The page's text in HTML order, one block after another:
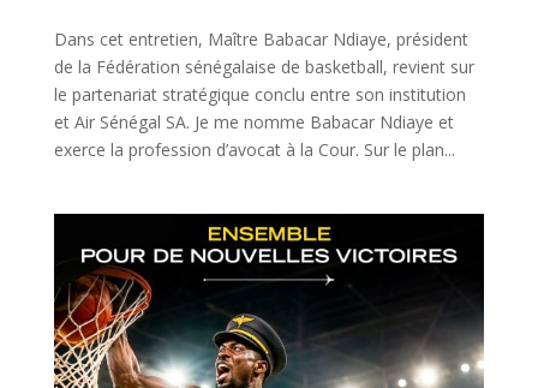
Dans cet entretien, Maître Babacar Ndiaye, président
de la Fédération sénégalaise de basketball, revient sur
le partenariat stratégique conclu entre son institution
et Air Sénégal SA. Je me nomme Babacar Ndiaye et
exerce la profession d’avocat à la Cour. Sur le plan...